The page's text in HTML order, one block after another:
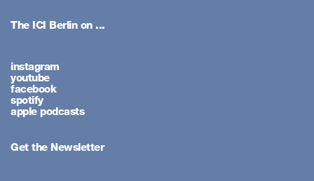
The ICI Berlin on ...
instagram
youtube
facebook
spotify
apple podcasts
Get the Newsletter